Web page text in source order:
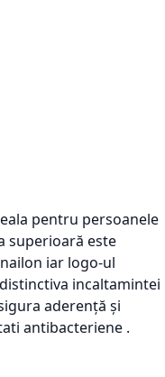
pentru persoanele
superioară este
iar logo-ul
incaltamintei
aderență și
antibacteriene .